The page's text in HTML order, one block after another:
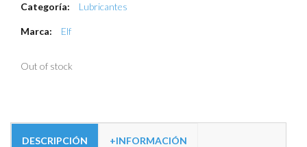
Categoría: Lubricantes
Marca: Elf
Out of stock
DESCRIPCIÓN +INFORMACIÓN